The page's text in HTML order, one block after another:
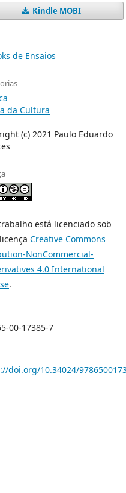
Kindle MOBI
de Ensaios
da Cultura
(c) 2021 Paulo Eduardo
está licenciado sob
Creative Commons
NonCommercial-
4.0 International
.
00-17385-7
doi.org/10.34024/